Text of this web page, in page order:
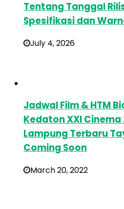
Tentang Tanggal
Spesifikasi dan
July 4, 2026
Jadwal Film & HTM
Kedaton XXI Cinema
Lampung Terbaru
Coming Soon
March 20, 2022